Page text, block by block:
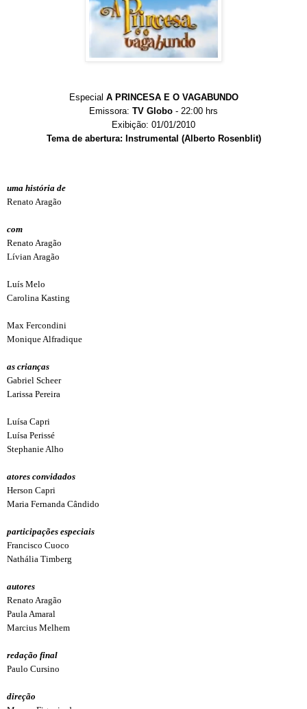
Especial A PRINCESA E O VAGABUNDO
Emissora: TV Globo - 22:00 hrs
Exibição: 01/01/2010
Tema de abertura: Instrumental (Alberto Rosenblit)
uma história de
Renato Aragão
com
Renato Aragão
Lívian Aragão
Luís Melo
Carolina Kasting
Max Fercondini
Monique Alfradique
as crianças
Gabriel Scheer
Larissa Pereira
Luísa Capri
Luísa Perissé
Stephanie Alho
atores convidados
Herson Capri
Maria Fernanda Cândido
participações especiais
Francisco Cuoco
Nathália Timberg
autores
Renato Aragão
Paula Amaral
Marcius Melhem
redação final
Paulo Cursino
direção